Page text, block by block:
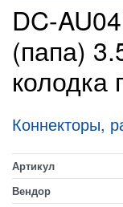
DC-
(папа)
колодка
Коннекторы,
Артикул
Вендор